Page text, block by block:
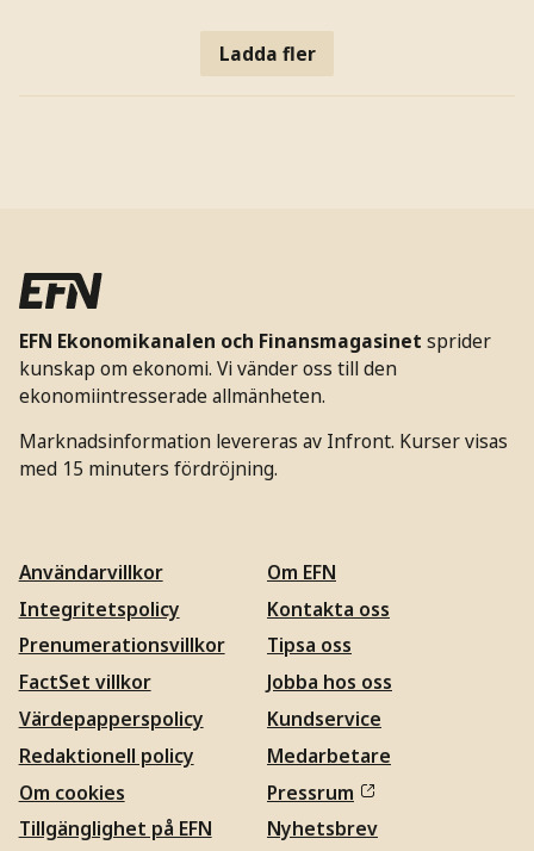
Ladda fler
EFN Ekonomikanalen och Finansmagasinet sprider
kunskap om ekonomi. Vi vänder oss till den
ekonomiintresserade allmänheten.
Marknadsinformation levereras av Infront. Kurser visas
med 15 minuters fördröjning.
Användarvillkor
Integritetspolicy
Prenumerationsvillkor
FactSet villkor
Värdepapperspolicy
Redaktionell policy
Om cookies
Tillgänglighet på EFN
Om EFN
Kontakta oss
Tipsa oss
Jobba hos oss
Kundservice
Medarbetare
Pressrum
Nyhetsbrev